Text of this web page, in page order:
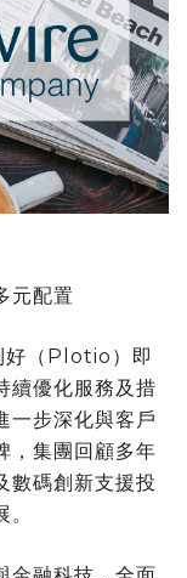
元配置
好（Plotio）即
續優化服務及措
一步深化與客戶
，集團回顧多年
數碼創新支援投